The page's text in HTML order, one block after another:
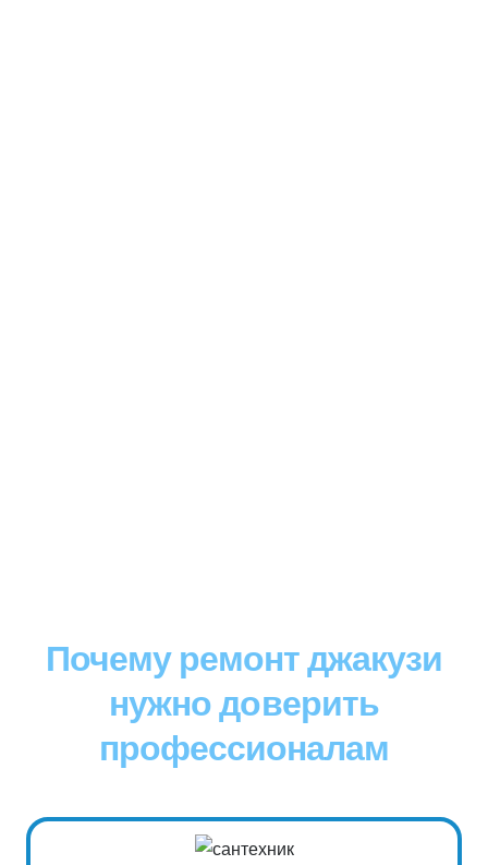
Почему ремонт джакузи
нужно доверить
профессионалам